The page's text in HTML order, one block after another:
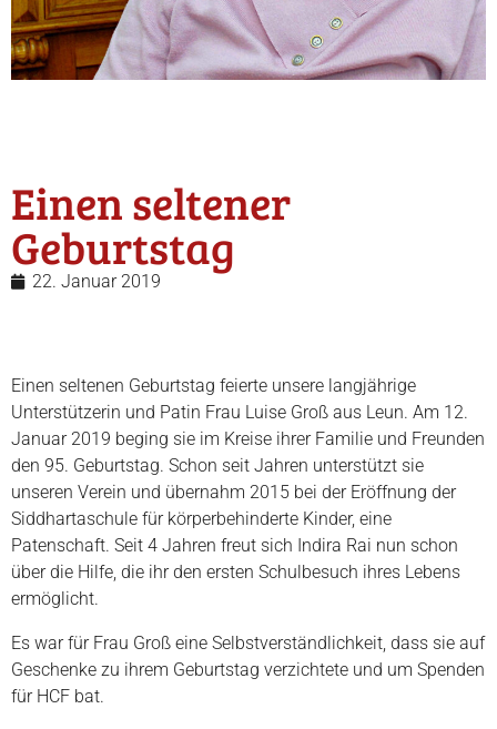
Einen seltener
Geburtstag
22. Januar 2019
Einen seltenen Geburtstag feierte unsere langjährige
Unterstützerin und Patin Frau Luise Groß aus Leun. Am 12.
Januar 2019 beging sie im Kreise ihrer Familie und Freunden
den 95. Geburtstag. Schon seit Jahren unterstützt sie
unseren Verein und übernahm 2015 bei der Eröffnung der
Siddhartaschule für körperbehinderte Kinder, eine
Patenschaft. Seit 4 Jahren freut sich Indira Rai nun schon
über die Hilfe, die ihr den ersten Schulbesuch ihres Lebens
ermöglicht.
Es war für Frau Groß eine Selbstverständlichkeit, dass sie auf
Geschenke zu ihrem Geburtstag verzichtete und um Spenden
für HCF bat.